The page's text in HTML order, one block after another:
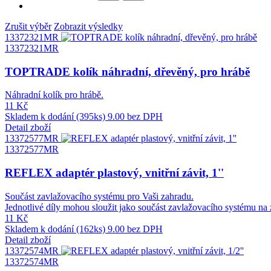
Zrušit výběr Zobrazit výsledky
13372321MR
13372321MR
TOPTRADE kolík náhradní, dřevěný, pro hrábě
Náhradní kolík pro hrábě.
11 Kč
Skladem k dodání (395ks) 9.00 bez DPH
Detail zboží
13372577MR
13372577MR
REFLEX adaptér plastový, vnitřní závit, 1''
Součást zavlažovacího systému pro Vaši zahradu.
Jednotlivé díly mohou sloužit jako součást zavlažovacího systému
11 Kč
Skladem k dodání (162ks) 9.00 bez DPH
Detail zboží
13372574MR
13372574MR